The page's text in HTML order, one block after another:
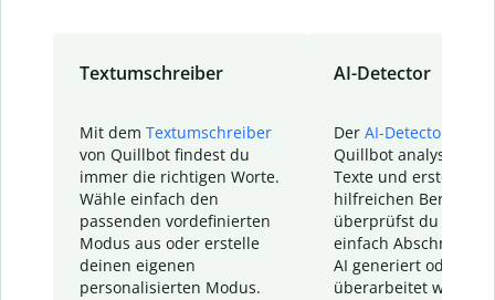
Textumschreiber
Mit dem Textumschreiber
von Quillbot findest du
immer die richtigen Worte.
Wähle einfach den
passenden vordefinierten
Modus aus oder erstelle
deinen eigenen
personalisierten Modus.
AI-Detector
Der AI-Detector
Quillbot analysiert
Texte und erstellt
hilfreichen Bericht.
überprüfst du
einfach Abschnitte,
AI generiert oder
überarbeitet wurden.